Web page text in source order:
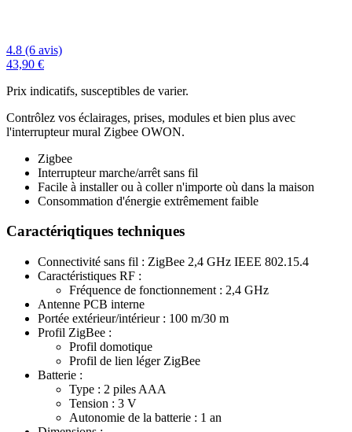
4.8 (6 avis)
43,90 €
Prix indicatifs, susceptibles de varier.
Contrôlez vos éclairages, prises, modules et bien plus avec
l'interrupteur mural Zigbee OWON.
Zigbee
Interrupteur marche/arrêt sans fil
Facile à installer ou à coller n'importe où dans la maison
Consommation d'énergie extrêmement faible
Caractériqtiques techniques
Connectivité sans fil : ZigBee 2,4 GHz IEEE 802.15.4
Caractéristiques RF :
Fréquence de fonctionnement : 2,4 GHz
Antenne PCB interne
Portée extérieur/intérieur : 100 m/30 m
Profil ZigBee :
Profil domotique
Profil de lien léger ZigBee
Batterie :
Type : 2 piles AAA
Tension : 3 V
Autonomie de la batterie : 1 an